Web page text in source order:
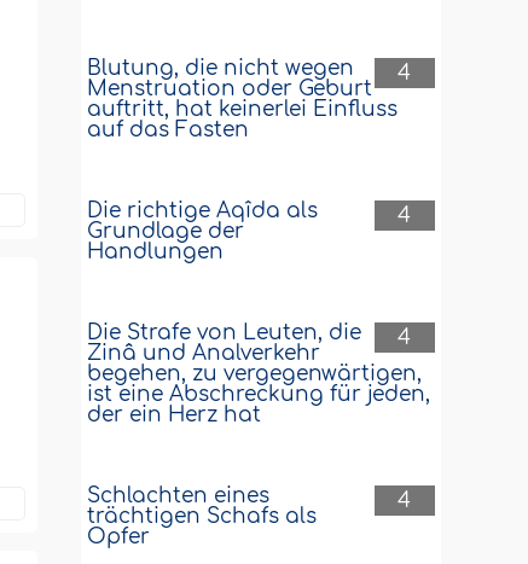
4
Blutung, die nicht wegen
Menstruation oder Geburt
auftritt, hat keinerlei Einfluss
auf das Fasten
4
Die richtige Aqîda als
Grundlage der
Handlungen
4
Die Strafe von Leuten, die
Zinâ und Analverkehr
begehen, zu vergegenwärtigen,
ist eine Abschreckung für jeden,
der ein Herz hat
4
Schlachten eines
trächtigen Schafs als
Opfer